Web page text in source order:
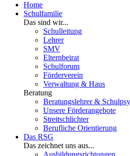
Home
Schulfamilie
Das sind wir...
Schulleitung
Lehrer
SMV
Elternbeirat
Schulforum
Förderverein
Verwaltung & Haus
Beratung
Beratungslehrer &
Unsere Förderangebote
Streitschlichter
Berufliche Orientierung
Das RSG
Das zeichnet uns aus...
Ausbildungsrichtungen